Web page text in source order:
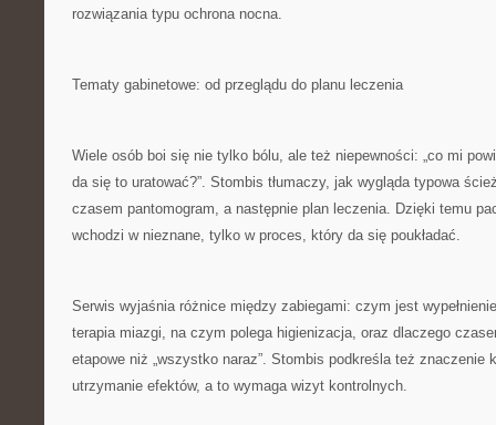
rozwiązania typu ochrona nocna.
Tematy gabinetowe: od przeglądu do planu leczenia
Wiele osób boi się nie tylko bólu, ale też niepewności: „co mi
da się to uratować?”. Stombis tłumaczy, jak wygląda typowa
czasem pantomogram, a następnie plan leczenia. Dzięki temu
wchodzi w nieznane, tylko w proces, który da się poukładać.
Serwis wyjaśnia różnice między zabiegami: czym jest
terapia miazgi, na czym polega higienizacja, oraz dlaczego
etapowe niż „wszystko naraz”. Stombis podkreśla też znaczenie
utrzymanie efektów, a to wymaga wizyt kontrolnych.